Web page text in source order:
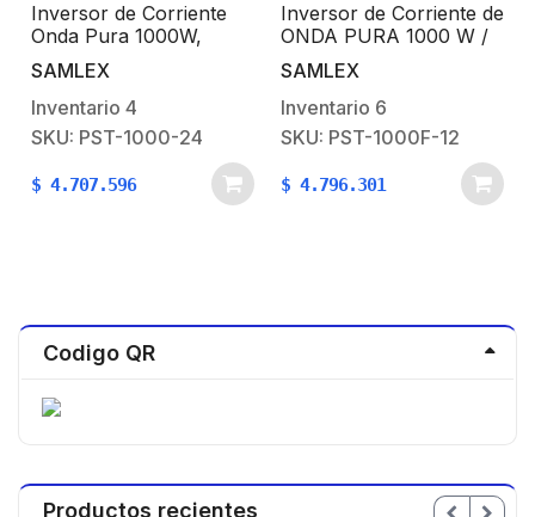
Inversor de Corriente
Onda Pura 1000W,
Entrada 24 Vcd, Salida
120 Vca
SAMLEX
Inventario 4
SKU: PST-1000-24
$ 4.707.596
Inversor de Corriente de
ONDA PURA 1000 W /
12 Vcd / salida 120VCA /
HEAVY DUTY
SAMLEX
Inventario 6
SKU: PST-1000F-12
$ 4.796.301
Codigo QR
Productos recientes